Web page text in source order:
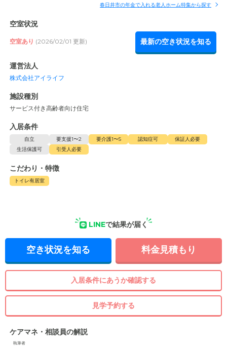
春日井市の年金で入れる老人ホーム特集から探す
空室状況
空室あり (2026/02/01 更新) 最新の空き状況を知る
運営法人
株式会社アイライフ
施設種別
サービス付き高齢者向け住宅
入居条件
自立 要支援1〜2 要介護1〜5 認知症可
保証人必要
生活保護可
引受人必要
こだわり・特徴
トイレ有居室
LINEで結果が届く
空き状況を知る 料金見積もり
入居条件にあうか確認する
見学予約する
ケアマネ・相談員の解説
執筆者